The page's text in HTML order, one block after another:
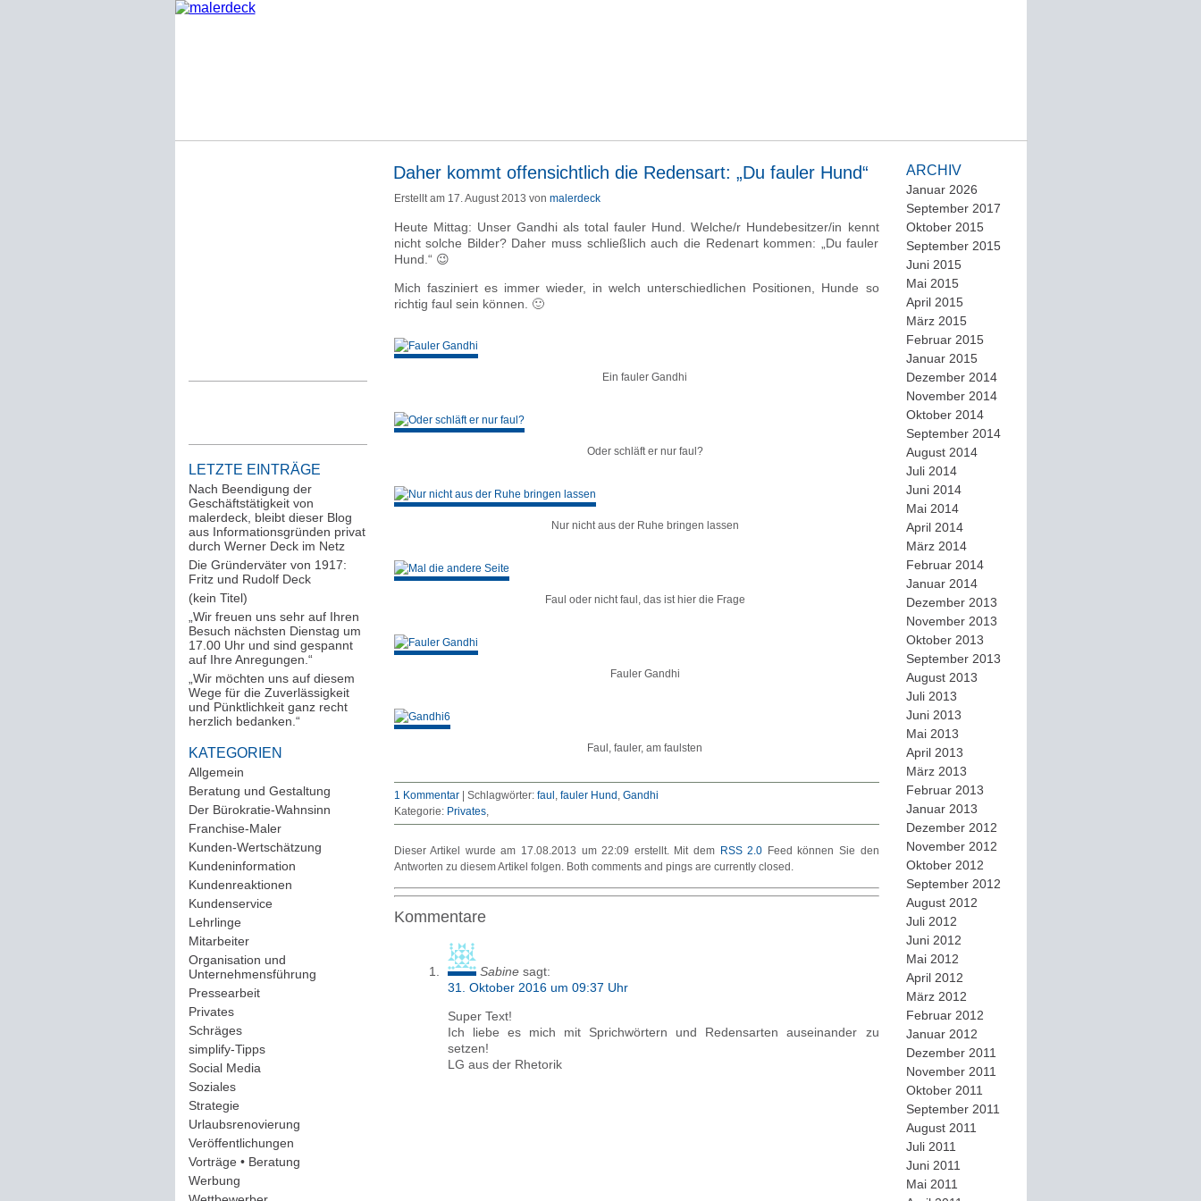
LETZTE EINTRÄGE
Nach Beendigung der
Geschäftstätigkeit von
malerdeck, bleibt dieser Blog
aus Informationsgründen privat
durch Werner Deck im Netz
Die Gründerväter von 1917:
Fritz und Rudolf Deck
(kein Titel)
„Wir freuen uns sehr auf Ihren
Besuch nächsten Dienstag um
17.00 Uhr und sind gespannt
auf Ihre Anregungen.“
„Wir möchten uns auf diesem
Wege für die Zuverlässigkeit
und Pünktlichkeit ganz recht
herzlich bedanken.“
KATEGORIEN
Allgemein
Beratung und Gestaltung
Der Bürokratie-Wahnsinn
Franchise-Maler(42)
Kunden-Wertschätzung
Kundeninformation
Kundenreaktionen
Kundenservice(178)
Lehrlinge(54)
Mitarbeiter(163)
Organisation und
Unternehmensführung
Pressearbeit(12)
Privates(193)
Schräges(161)
simplify-Tipps(123)
Social Media
Soziales(37)
Strategie(220)
Urlaubsrenovierung
Veröffentlichungen
Vorträge • Beratung
Werbung
Daher kommt offensichtlich die Redensart: „Du fauler Hund“
Erstellt am 17. August 2013 von malerdeck
Heute Mittag: Unser Gandhi als total fauler Hund. Welche/r Hundebesitzer/in kennt
nicht solche Bilder? Daher muss schließlich auch die Redenart kommen: „Du fauler
Hund.“ 😉
Mich fasziniert es immer wieder, in welch unterschiedlichen Positionen, Hunde so
richtig faul sein können. 🙂
Ein fauler Gandhi
Oder schläft er nur faul?
Nur nicht aus der Ruhe bringen lassen
Faul oder nicht faul, das ist hier die Frage
Fauler Gandhi
Faul, fauler, am faulsten
1 Kommentar| Schlagwörter: faul , fauler Hund , Gandhi
Kategorie: Privates
Dieser Artikel wurde am 17.08.2013 um 22:09 erstellt. Mit dem RSS 2.0 Feed können Sie den
Antworten zu diesem Artikel folgen. Both comments and pings are currently closed.
Kommentare
Sabine sagt:
31. Oktober 2016 um 09:37 Uhr
Super Text!
Ich liebe es mich mit Sprichwörtern und Redensarten auseinander zu
setzen!
LG aus der Rhetorik
ARCHIV
Januar 2026
September 2017
Oktober 2015
September 2015
Juni 2015
Mai 2015
April 2015
März 2015
Februar 2015
Januar 2015
Dezember 2014
November 2014
Oktober 2014
September 2014
August 2014
Juli 2014
Juni 2014
Mai 2014
April 2014
März 2014
Februar 2014
Januar 2014
Dezember 2013
November 2013
Oktober 2013
September 2013
August 2013
Juli 2013
Juni 2013
Mai 2013
April 2013
März 2013
Februar 2013
Januar 2013
Dezember 2012
November 2012
Oktober 2012
September 2012
August 2012
Juli 2012
Juni 2012
Mai 2012
April 2012
März 2012
Februar 2012
Januar 2012
Dezember 2011
November 2011
Oktober 2011
September 2011
August 2011
Juli 2011
Juni 2011
Mai 2011